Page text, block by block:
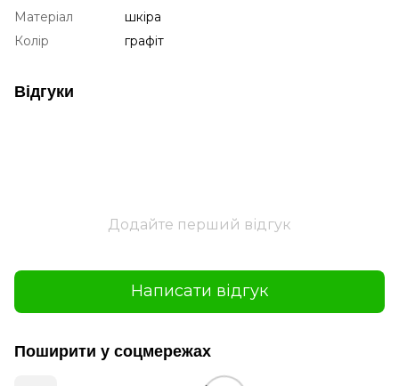
Матеріал
шкіра
Колір
графіт
Відгуки
Додайте перший відгук
Написати відгук
Поширити у соцмережах